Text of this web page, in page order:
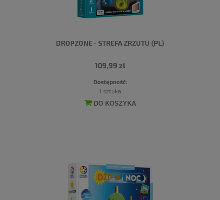
DROPZONE - STREFA ZRZUTU (PL)
109,99 zł
Dostępność:
1 sztuka
DO KOSZYKA